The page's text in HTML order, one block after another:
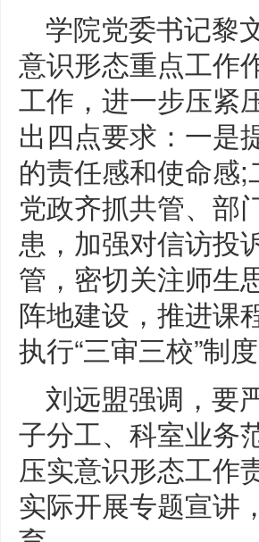
学院党委书记黎
意识形态重点工作
工作，进一步压紧
出四点要求：一是
的责任感和使命感
党政齐抓共管、部
患，加强对信访投
管，密切关注师生
阵地建设，推进课
执行“三审三校”制
刘远盟强调，要
子分工、科室业务
压实意识形态工作
实际开展专题宣讲